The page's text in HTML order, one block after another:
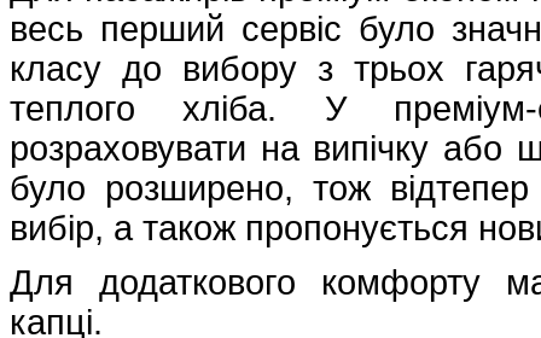
весь перший сервіс було
класу до вибору з трьох
теплого хліба. У преміум-
розраховувати на випічку або
було розширено, тож
вибір, а також пропонується
Для додаткового комфорту
капці.